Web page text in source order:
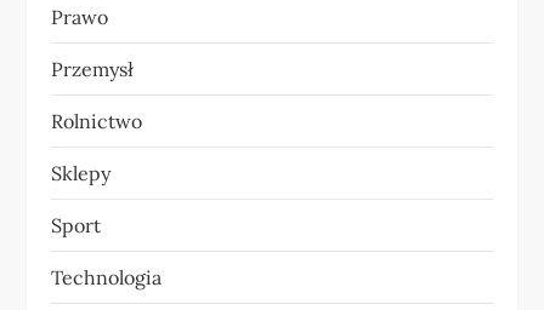
Prawo
Przemysł
Rolnictwo
Sklepy
Sport
Technologia